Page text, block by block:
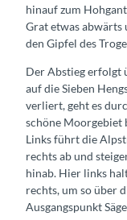
hinauf zum
Grat etwas abwärts
den Gipfel des
Der Abstieg erfolgt
auf die Sieben
verliert, geht es
schöne Moorgebiet
Links führt die
rechts ab und
hinab. Hier links
rechts, um so über
Ausgangspunkt